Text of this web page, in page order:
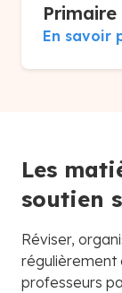
Primaire
En savoir
Les
soutien
Réviser,
régulièrement
professeurs